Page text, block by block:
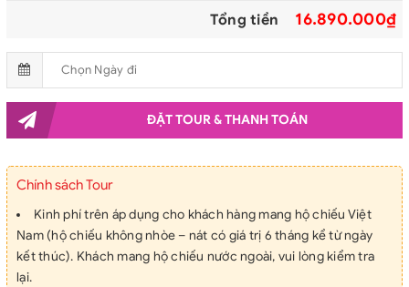
M4 (Tết)
Tổng tiền 16.890.000₫
ĐẶT TOUR & THANH TOÁN
Chính sách Tour
Kinh phí trên áp dụng cho khách hàng mang hộ chiếu Việt
Nam (hộ chiếu không nhòe – nát có giá trị 6 tháng kể từ ngày
kết thúc). Khách mang hộ chiếu nước ngoài, vui lòng kiểm tra
lại.